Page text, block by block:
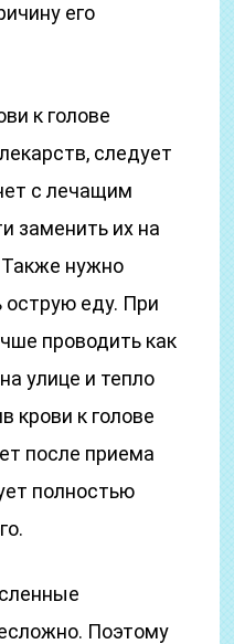
его
к голове
следует
с лечащим
заменить их на
нужно
острую еду. При
проводить как
улице и тепло
крови к голове
после приема
полностью
Поэтому